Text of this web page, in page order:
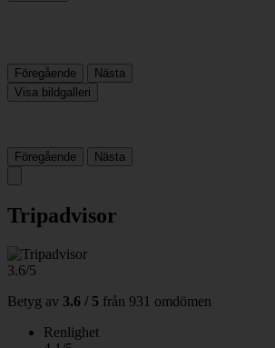
Föregående
Nästa
Visa bildgalleri
Föregående Nästa
Tripadvisor
3.6/5
Betyg av 3.6 / 5 från 931 omdömen
Renlighet